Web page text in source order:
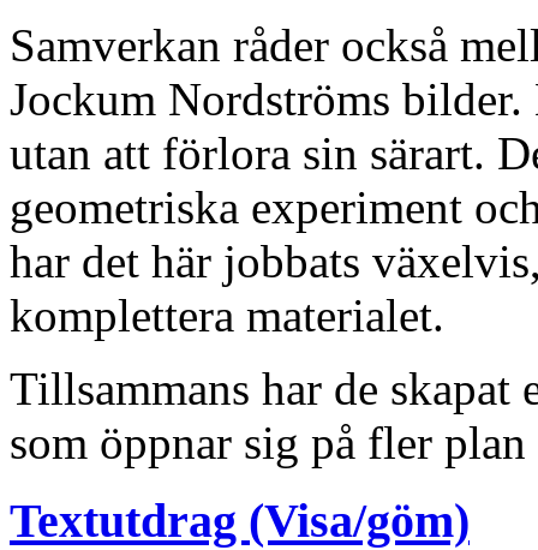
Samverkan råder också
Jockum Nordströms
utan att förlora sin särart.
geometriska experiment
har det här jobbats
komplettera materialet.
Tillsammans har de
som öppnar sig på fler plan
Textutdrag (Visa/göm)